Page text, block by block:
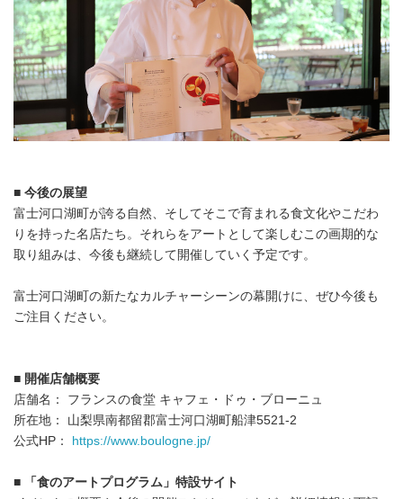
■ 今後の展望
富士河口湖町が誇る自然、そしてそこで育まれる食文化やこだわ
りを持った名店たち。それらをアートとして楽しむこの画期的な
取り組みは、今後も継続して開催していく予定です。
富士河口湖町の新たなカルチャーシーンの幕開けに、ぜひ今後も
ご注目ください。
■ 開催店舗概要
店舗名： フランスの食堂 キャフェ・ドゥ・ブローニュ
所在地： 山梨県南都留郡富士河口湖町船津5521-2
公式HP： https://www.boulogne.jp/
■ 「食のアートプログラム」特設サイト